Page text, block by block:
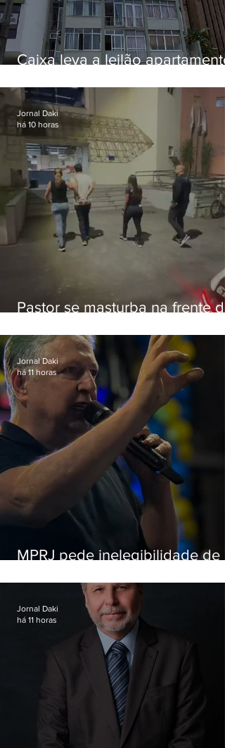
Caixa leva a leilão apartamento
Botafogo
Pastor se masturba na frente de
Jornal Daki
há 10 horas
MPRJ pede inelegibilidade de
Jornal Daki
há 11 horas
Jornal Daki
há 11 horas